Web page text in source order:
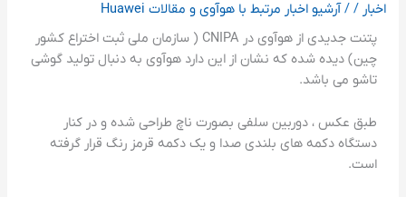
اخبار /
/ آرشیو اخبار مرتبط با هوآوی و مقالات Huawei
پتنت جدیدی از هوآوی در CNIPA ( سازمان ملی ثبت اختراع کشور
چین) دیده شده که نشان از این دارد هوآوی به دنبال تولید گوشی
تاشو می باشد.
طبق عکس ، دوربین سلفی بصورت ناچ طراحی شده و در کنار
دستگاه دکمه های بلندی صدا و یک دکمه قرمز رنگ قرار گرفته
است.